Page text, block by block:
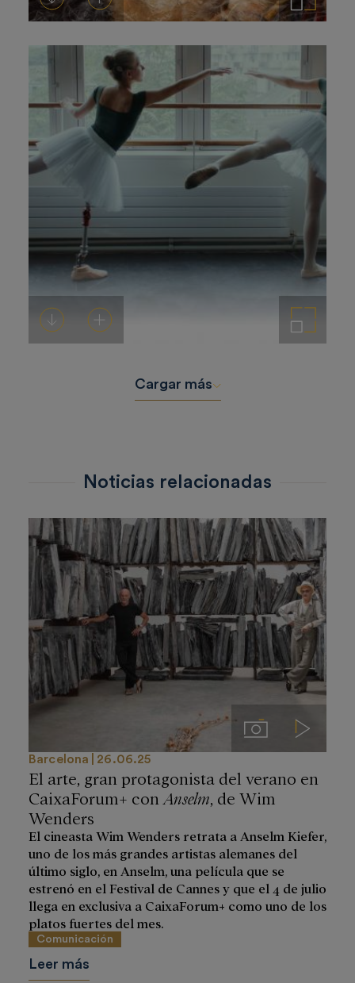
DescargarAñadir al carrito Ampliar imagen
Cargar más
Noticias relacionadas
ImágenesVideos
Barcelona 26.06.25
El arte, gran protagonista del verano en
CaixaForum+ con Anselm , de Wim
Wenders
El cineasta Wim Wenders retrata a Anselm Kiefer,
uno de los más grandes artistas alemanes del
último siglo, en Anselm, una película que se
estrenó en el Festival de Cannes y que el 4 de julio
llega en exclusiva a CaixaForum+ como uno de los
platos fuertes del mes.
Comunicación
Leer más